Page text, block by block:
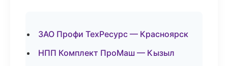
ЗАО Профи ТехРесурс — Красноярск
НПП Комплект ПроМаш — Кызыл